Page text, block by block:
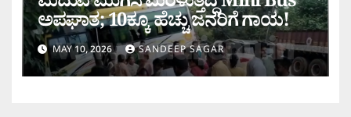
ಅಪಘಾತ; 10ಕ್ಕೂ ಹೆಚ್ಚು ಜನರಿಗೆ ಗಾಯ!
MAY 10, 2026 SANDEEP SAGAR